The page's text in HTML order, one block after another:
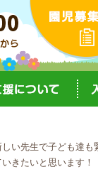
先生で子ども達も
きたいと思います！